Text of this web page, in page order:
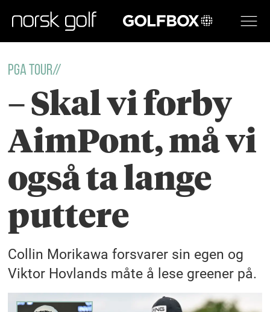
GOLFBOX
PGA TOUR//
– Skal vi forby
AimPont, må vi
også ta lange
puttere
Collin Morikawa forsvarer sin egen og
Viktor Hovlands måte å lese greener på.